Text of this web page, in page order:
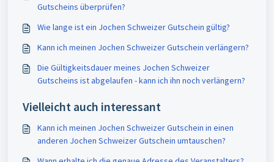
Gutscheins überprüfen?
Wie lange ist ein Jochen Schweizer Gutschein gültig?
Kann ich meinen Jochen Schweizer Gutschein verlängern?
Die Gültigkeitsdauer meines Jochen Schweizer
Gutscheins ist abgelaufen - kann ich ihn noch verlängern?
Vielleicht auch interessant
Kann ich meinen Jochen Schweizer Gutschein in einen
anderen Jochen Schweizer Gutschein umtauschen?